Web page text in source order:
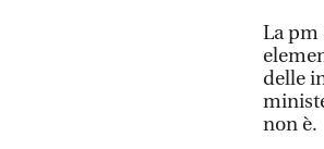
La pm
delle
non è.